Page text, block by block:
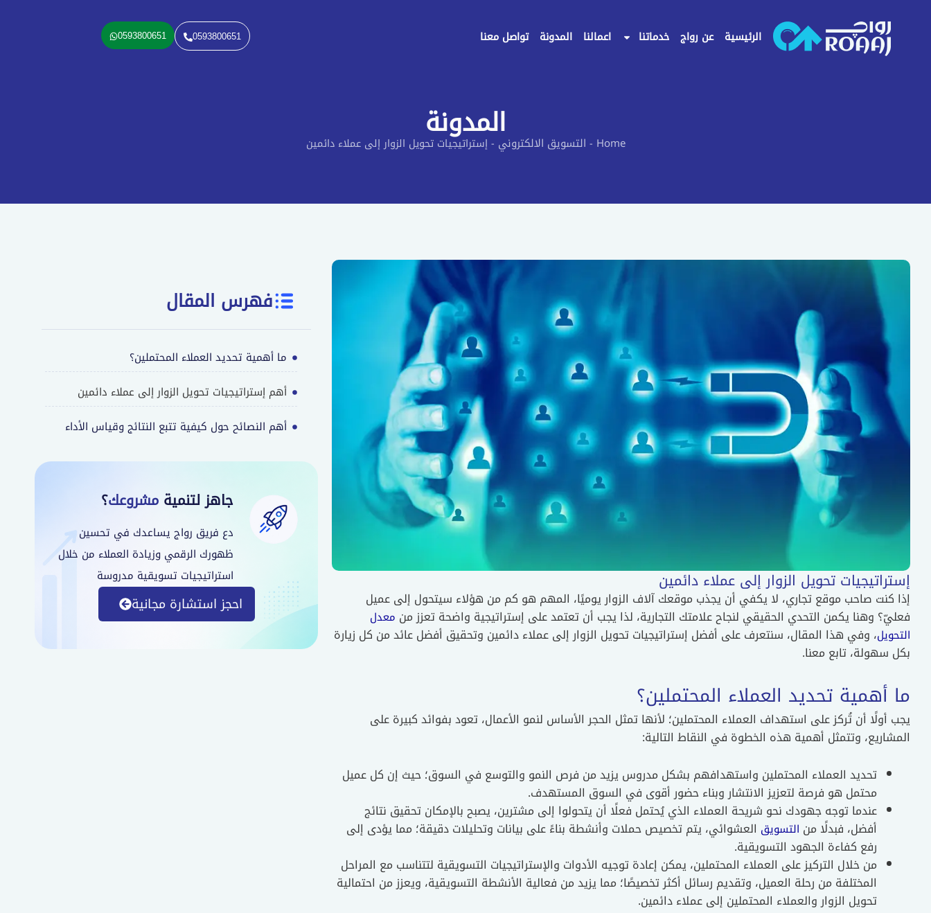
الرئيسية عن رواج خدماتنا اعمالنا المدونة تواصل معنا 0593800651
0593800651
المدونة Home
- التسويق الالكتروني - إستراتيجيات تحويل الزوار إلى عملاء دائمين
إستراتيجيات تحويل الزوار إلى عملاء دائمين
إذا كنت صاحب موقع تجاري، لا يكفي أن يجذب موقعك آلاف الزوار يوميًا، المهم هو كم من هؤلاء سيتحول إلى عميل
فعليّ؟ وهنا يكمن التحدي الحقيقي لنجاح علامتك التجارية، لذا يجب أن تعتمد على إستراتيجية واضحة تعزز من معدل
التحويل، وفي هذا المقال، سنتعرف على أفضل إستراتيجيات تحويل الزوار إلى عملاء دائمين وتحقيق أفضل عائد من كل زيارة
بكل سهولة، تابع معنا.
ما أهمية تحديد العملاء المحتملين؟
يجب أولًا أن تُركز على استهداف العملاء المحتملين؛ لأنها تمثل الحجر الأساس لنمو الأعمال، تعود بفوائد كبيرة على
المشاريع، وتتمثل أهمية هذه الخطوة في النقاط التالية:
تحديد العملاء المحتملين واستهدافهم بشكل مدروس يزيد من فرص النمو والتوسع في السوق؛ حيث إن كل عميل
محتمل هو فرصة لتعزيز الانتشار وبناء حضور أقوى في السوق المستهدف.
عندما توجه جهودك نحو شريحة العملاء الذي يُحتمل فعلًا أن يتحولوا إلى مشترين، يصبح بالإمكان تحقيق نتائج
أفضل، فبدلًا من التسويق العشوائي، يتم تخصيص حملات وأنشطة بناءً على بيانات وتحليلات دقيقة؛ مما يؤدى إلى
رفع كفاءة الجهود التسويقية.
من خلال التركيز على العملاء المحتملين، يمكن إعادة توجيه الأدوات والإستراتيجيات التسويقية لتتناسب مع المراحل
المختلفة من رحلة العميل، وتقديم رسائل أكثر تخصيصًا؛ مما يزيد من فعالية الأنشطة التسويقية، ويعزز من احتمالية
تحويل الزوار والعملاء المحتملين إلى عملاء دائمين.
فهرس المقال
ما أهمية تحديد العملاء المحتملين؟
أهم إستراتيجيات تحويل الزوار إلى عملاء دائمين
أهم النصائح حول كيفية تتبع النتائج وقياس الأداء
جاهز لتنمية مشروعك؟
دع فريق رواج يساعدك في تحسين
ظهورك الرقمي وزيادة العملاء من خلال
استراتيجيات تسويقية مدروسة
احجز استشارة مجانية